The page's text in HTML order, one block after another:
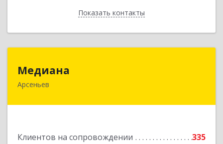
Показать контакты
Назад
Медиана
Арсеньев
Клиентов на сопровождении
335